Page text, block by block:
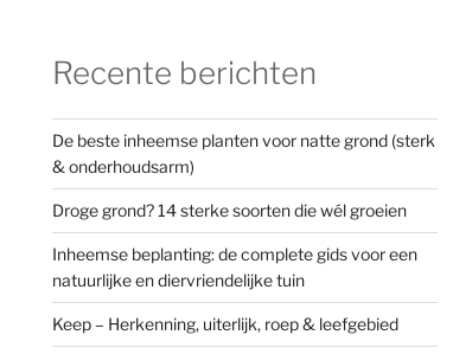
Recente berichten
De beste inheemse planten voor natte grond (sterk
& onderhoudsarm)
Droge grond? 14 sterke soorten die wél groeien
Inheemse beplanting: de complete gids voor een
natuurlijke en diervriendelijke tuin
Keep – Herkenning, uiterlijk, roep & leefgebied